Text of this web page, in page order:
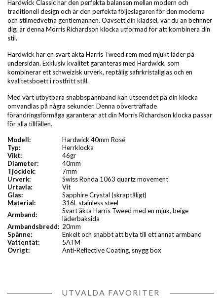
Hardwick Classic har den perfekta balansen mellan modern och
traditionell design och är den perfekta följeslagaren för den moderna
och stilmedvetna gentlemannen. Oavsett din klädsel, var du än befinner
dig, är denna Morris Richardson klocka utformad för att kombinera din
stil.
Hardwick har en svart äkta Harris Tweed rem med mjukt läder på
undersidan. Exklusiv kvalitet garanteras med Hardwick, som
kombinerar ett schweizisk urverk, reptålig safirkristallglas och en
kvalitetsboett i rostfritt stål.
Med vårt utbytbara snabbspännband kan utseendet på din klocka
omvandlas på några sekunder. Denna oöverträffade
förändringsförmåga garanterar att din Morris Richardson klocka passar
för alla tillfällen.
Modell:
Hardwick 40mm Rosé
Typ:
Herrklocka
Vikt:
46gr
Diameter:
40mm
Tjocklek:
7mm
Urverk:
Swiss Ronda 1063 quartz movement
Urtavla:
Vit
Glas:
Sapphire Crystal (skraptåligt)
Material:
316L stainless steel
Armband:
Svart äkta Harris Tweed med en mjuk, beige
läderbaksida
Armbandsbredd: 20mm
Spänne:
Enkelt och snabbt att byta till ett annat armband
Vattentät:
5ATM
Övrigt:
Anti-Reflective Coating, snygg box
UTVALDA FAVORITER